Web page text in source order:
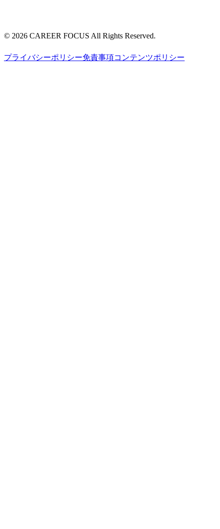
© 2026 CAREER FOCUS All Rights Reserved.
プライバシーポリシー免責事項コンテンツポリシー